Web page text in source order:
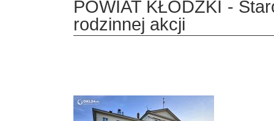
POWIAT KŁODZKI -
rodzinnej akcji